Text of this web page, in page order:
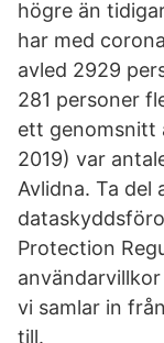
högre än
har med
avled 2929
281 personer
ett genomsnitt
2019) var
Avlidna. Ta del
Protection
vi samlar in
till.